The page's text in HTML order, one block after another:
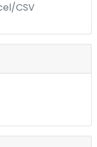
CSV